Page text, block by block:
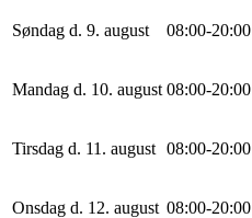
Søndag d. 9. august 08:00-20:00
Mandag d. 10. august 08:00-20:00
Tirsdag d. 11. august 08:00-20:00
Onsdag d. 12. august 08:00-20:00